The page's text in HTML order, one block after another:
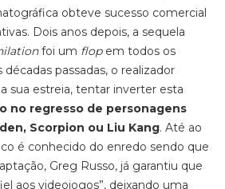
obteve sucesso comercial
Dois anos depois, a sequela
foi um flop em todos os
décadas passadas, o realizador
sua estreia, tentar inverter esta
no regresso de personagens
Scorpion ou Liu Kang. Até ao
é conhecido do enredo sendo que
Greg Russo, já garantiu que
aos videojogos”, deixando uma